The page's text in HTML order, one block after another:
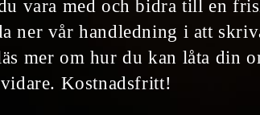
till augusti
är nu ute på remiss.
berör seniorer som fortsätter att